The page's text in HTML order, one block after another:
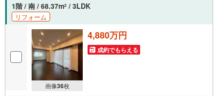
1階 / 南 / 68.37m2 / 3LDK
リフォーム
画像36枚
4,880万円
成約でもらえる